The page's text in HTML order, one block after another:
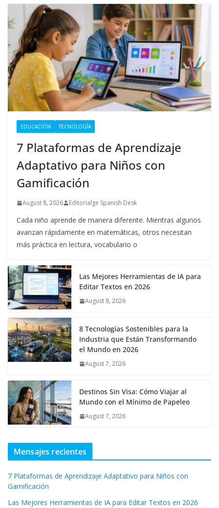
EDUCACIÓN TECNOLOGÍA
7 Plataformas de Aprendizaje
Adaptativo para Niños con
Gamificación
August 8, 2026 Editorialge Spanish Desk
Cada niño aprende de manera diferente. Mientras algunos
avanzan rápidamente en matemáticas, otros necesitan
más práctica en lectura, vocabulario o
Las Mejores Herramientas de IA para
Editar Textos en 2026
August 8, 2026
8 Tecnologías Sostenibles para la
Industria que Están Transformando
el Mundo en 2026
August 7, 2026
Destinos Sin Visa: Cómo Viajar al
Mundo con el Mínimo de Papeleo
August 7, 2026
Mensajes recientes
7 Plataformas de Aprendizaje Adaptativo para Niños con
Gamificación
Las Mejores Herramientas de IA para Editar Textos en 2026